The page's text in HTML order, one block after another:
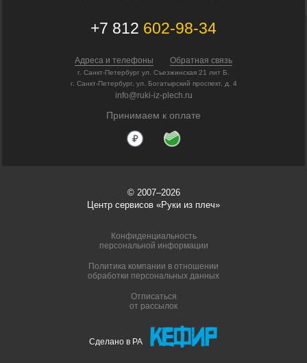
+7 812 602-98-34
Адреса и телефоны Обратная связь
г. Санкт-Петербург ул. Съезжинская 21 лит Б.
г. Санкт-Петербург, ул. Богатырский проспект, д. 4
info@ruki-iz-plech.ru
Принимаем к оплате
© 2007–2026
Центр сервисов «Руки из плеч»
Конфиденциальность
персональной информации
Политика компании в отношении
обработки персональных данных
Отписаться
от рассылок
Сделано в РА